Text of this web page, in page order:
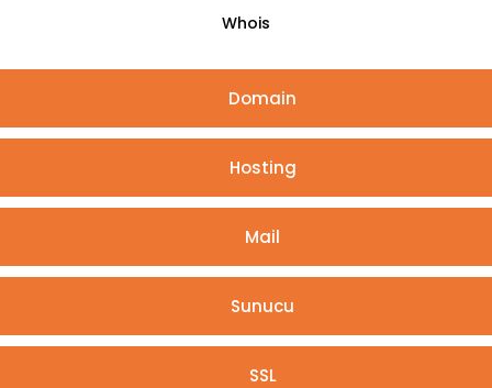
Whois
Domain
Hosting
Mail
Sunucu
SSL